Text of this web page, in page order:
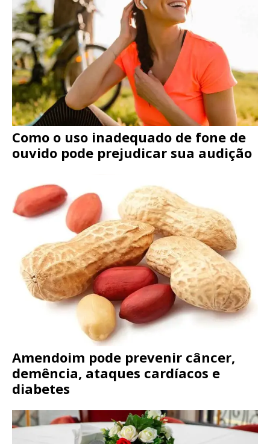
Como o uso inadequado de fone de
ouvido pode prejudicar sua audição
Amendoim pode prevenir câncer,
demência, ataques cardíacos e
diabetes